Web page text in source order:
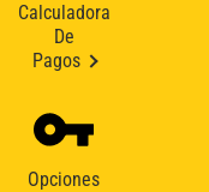
Calculadora
De
Pagos
Opciones